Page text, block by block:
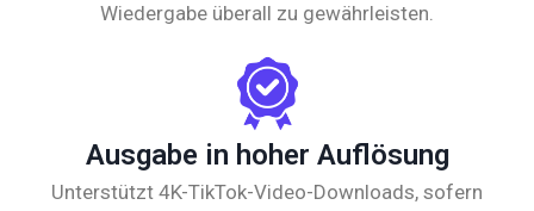
Wiedergabe überall zu gewährleisten.
Ausgabe in hoher Auflösung
Unterstützt 4K-TikTok-Video-Downloads, sofern